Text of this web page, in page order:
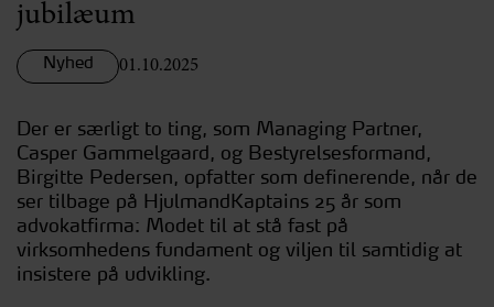
jubilæum
Nyhed 01.10.2025
Der er særligt to ting, som Managing Partner,
Casper Gammelgaard, og Bestyrelsesformand,
Birgitte Pedersen, opfatter som definerende, når de
ser tilbage på HjulmandKaptains 25 år som
advokatfirma: Modet til at stå fast på
virksomhedens fundament og viljen til samtidig at
insistere på udvikling.